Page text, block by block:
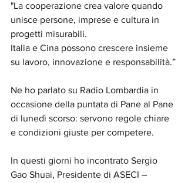
"La cooperazione crea valore quando
unisce persone, imprese e cultura in
progetti misurabili.
Italia e Cina possono crescere insieme
su lavoro, innovazione e responsabilità.”
Ne ho parlato su Radio Lombardia in
occasione della puntata di Pane al Pane
di lunedì scorso: servono regole chiare
e condizioni giuste per competere.
In questi giorni ho incontrato Sergio
Gao Shuai, Presidente di ASECI –